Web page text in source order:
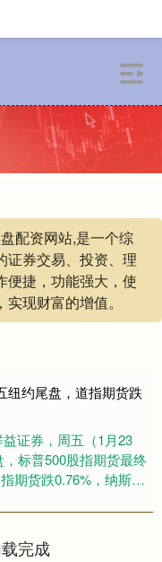
配资网站,是一个综
证券交易、投资、理
便捷，功能强大，使
现财富的增值。
纽约尾盘，道指期货跌
证券，周五（1月23
，标普500股指期货最终
期货跌0.76%，纳斯达
完成